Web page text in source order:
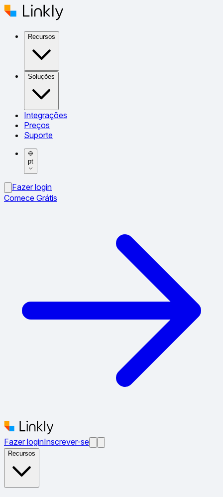
Recursos
Soluções
Integrações
Preços
Suporte
pt
Fazer login
Comece Grátis
Fazer loginInscrever-se
Recursos